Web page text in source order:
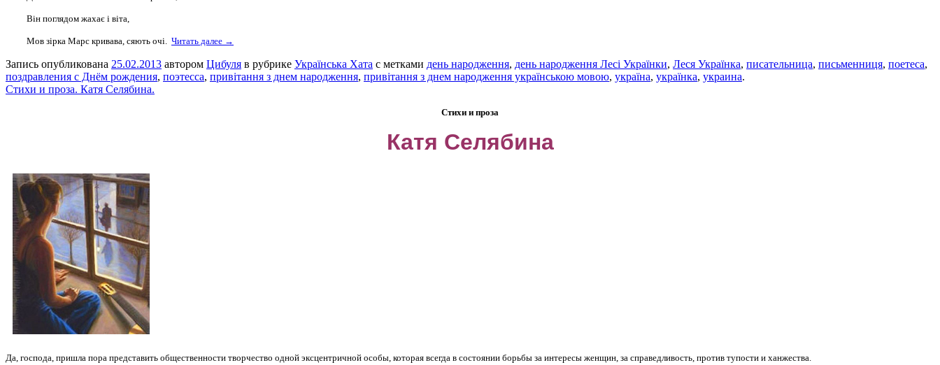
Він поглядом жахає і віта,
Мов зірка Марс кривава, сяють очі. Читать далее →
Запись опубликована 25.02.2013 автором Цибуля в рубрике Українська Хата с метками день народження, день народження Лесі Українки, Леся Українка, писательница, письменниця, поетеса,
поздравления с Днём рождения, поэтесса, привітання з днем народження, привітання з днем народження українською мовою, україна, українка, украина.
Стихи и проза. Катя Селябина.
Стихи и проза
Катя Селябина
Да, господа, пришла пора представить общественности творчество одной эксцентричной особы, которая всегда в состоянии борьбы за интересы женщин, за справедливость, против тупости и ханжества.